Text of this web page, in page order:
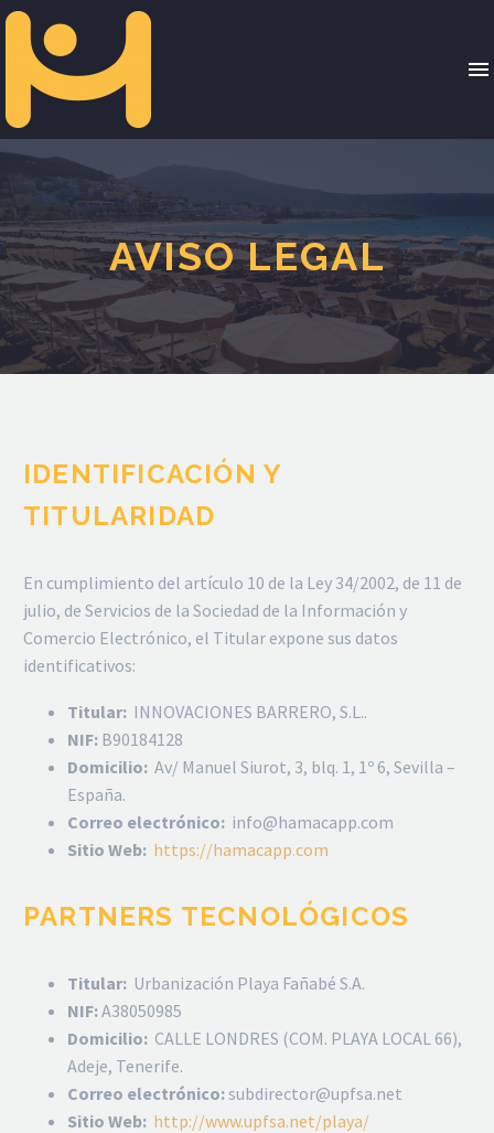
AVISO LEGAL
IDENTIFICACIÓN Y
TITULARIDAD
En cumplimiento del artículo 10 de la Ley 34/2002, de 11 de
julio, de Servicios de la Sociedad de la Información y
Comercio Electrónico, el Titular expone sus datos
identificativos:
Titular: INNOVACIONES BARRERO, S.L..
NIF: B90184128
Domicilio: Av/ Manuel Siurot, 3, blq. 1, 1º 6, Sevilla –
España.
Correo electrónico: info@hamacapp.com
Sitio Web: https://hamacapp.com
PARTNERS TECNOLÓGICOS
Titular: Urbanización Playa Fañabé S.A.
NIF:A38050985
Domicilio: CALLE LONDRES (COM. PLAYA LOCAL 66),
Adeje, Tenerife.
Correo electrónico:subdirector@upfsa.net
Sitio Web: http://www.upfsa.net/playa/